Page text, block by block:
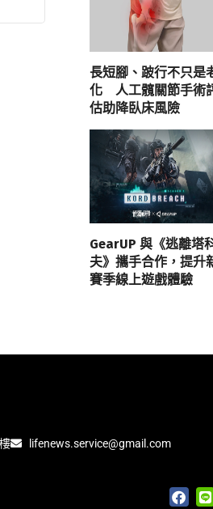
長短腳、跛行不只是
化 人工髖關節手術
估助降臥床風險
GearUP 與《逃離塔
夫》攜手合作，提升
賽季線上遊戲體驗
lifenews.service@gmail.com